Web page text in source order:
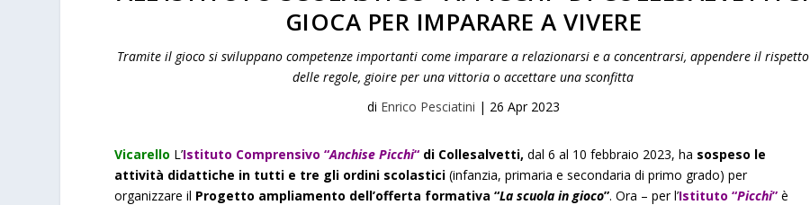
GIOCA PER IMPARARE A VIVERE
Tramite il gioco si sviluppano competenze importanti come imparare a relazionarsi e a concentrarsi, appendere il rispetto
delle regole, gioire per una vittoria o accettare una sconfitta
di Enrico Pesciatini | 26 Apr 2023
Vicarello L’Istituto Comprensivo “Anchise Picchi“ di Collesalvetti, dal 6 al 10 febbraio 2023, ha sospeso le
attività didattiche in tutti e tre gli ordini scolastici (infanzia, primaria e secondaria di primo grado) per
organizzare il Progetto ampliamento dell’offerta formativa “La scuola in gioco”. Ora – per l’Istituto “Picchi”è